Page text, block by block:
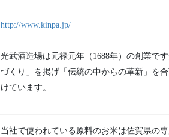
http://www.kinpa.jp/
光武酒造場は元禄元年（1688年）の創業で
づくり」を掲げ「伝統の中からの革新」を
けています。
当社で使われている原料のお米は佐賀県の